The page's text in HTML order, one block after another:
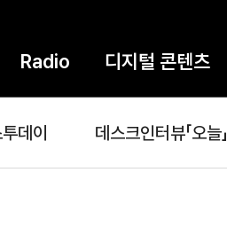
Radio 디지털 콘텐츠
데이 데스크인터뷰「오늘」